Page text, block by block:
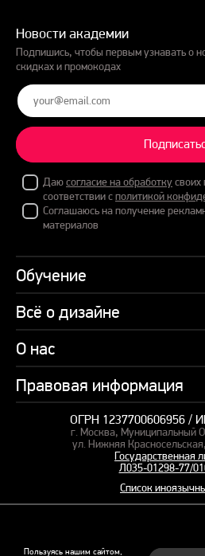
Пользуясь нашим сайтом,
Новости академии
Подпишись, чтобы первым узнавать о
скидках и промокодах
Даюсогласие на обработкусвоих
соответствии сполитикой
Соглашаюсь на получение
материалов
Обучение
Курсы
Пакетные предложения
Профессии
Подарочные сертификаты
Корпоративное обучение
Курсы для сотрудников
Пакетные предложения
Всё о дизайне
Учебник по презентациям
Банк слайдов
Вебинары
Студия дизайна
Заказать презентацию
О нас
Об академии
СМИ о нас
Правовая информация
Карта сайта
Оферта и лицензия
Политика конфиденциальности
Рекомендательные технологии
ОГРН 1237700606956 /
г. Москва, Муниципальный
ул. Нижняя
Государственная
Л035-01298-77/
Список
© 2015–2026 Бонни и Слайд